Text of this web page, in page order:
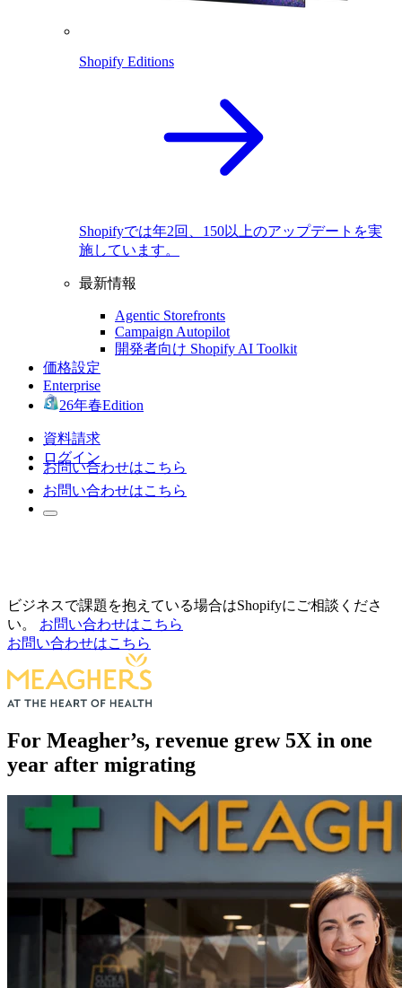
Shopify Editions
Shopifyでは年2回、150以上のアップデートを実
施しています。
最新情報
Agentic Storefronts
Campaign Autopilot
開発者向け Shopify AI Toolkit
価格設定
Enterprise
26年春Edition
資料請求
ログイン
お問い合わせはこちら
お問い合わせはこちら
ビジネスで課題を抱えている場合はShopifyにご相談くださ
い。
お問い合わせはこちら
お問い合わせはこちら
For Meagher’s, revenue grew 5X in one
year after migrating